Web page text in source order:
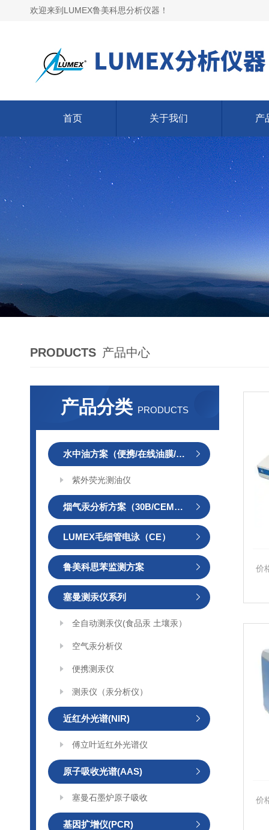
欢迎来到LUMEX鲁美科思分析仪器！
首页 关于我们 产
PRODUCTS 产品中心
产品分类 PRODUCTS
水中油方案（便携/在线油膜/在线）
紫外荧光测油仪
烟气汞分析方案（30B/CEMS/OH）
LUMEX毛细管电泳（CE）
鲁美科思苯监测方案
塞曼测汞仪系列
全自动测汞仪(食品汞 土壤汞）
空气汞分析仪
便携测汞仪
测汞仪（汞分析仪）
近红外光谱(NIR)
傅立叶近红外光谱仪
原子吸收光谱(AAS)
塞曼石墨炉原子吸收
基因扩增仪(PCR)
价
价